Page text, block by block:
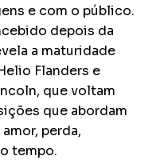
e com o público.
depois da
a maturidade
Flanders e
que voltam
que abordam
perda,
tempo.